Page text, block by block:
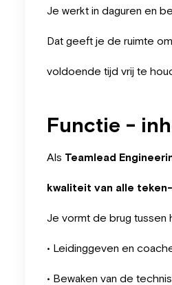
Je werkt in daguren en
Dat geeft je de ruimte
voldoende tijd vrij te
Functie -
Als Teamlead
kwaliteit van alle
Je vormt de brug
• Leidinggeven en
• Bewaken van de